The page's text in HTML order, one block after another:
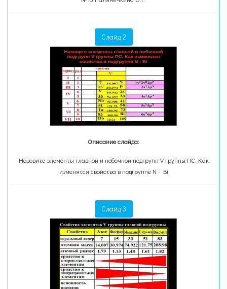
Слайд 2
Описание слайда:
Назовите элементы главной и побочной подгрупп V группы ПС. Как
изменятся свойства в подгруппе N - Bi
Слайд 3